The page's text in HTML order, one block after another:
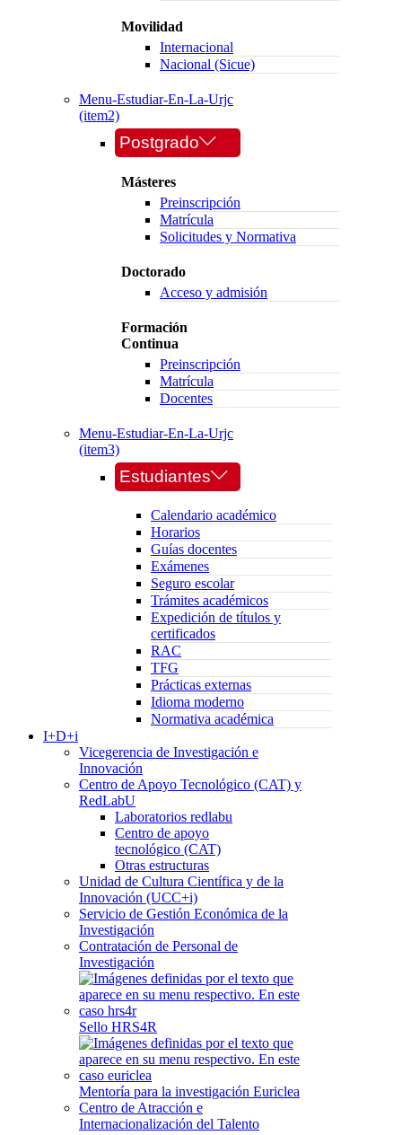
Movilidad
Internacional
Nacional (Sicue)
Menu-Estudiar-En-La-Urjc
(item2)
Postgrado
Másteres
Preinscripción
Matrícula
Solicitudes y Normativa
Doctorado
Acceso y admisión
Formación
Continua
Preinscripción
Matrícula
Docentes
Menu-Estudiar-En-La-Urjc
(item3)
Estudiantes
Calendario académico
Horarios
Guías docentes
Exámenes
Seguro escolar
Trámites académicos
Expedición de títulos y
certificados
RAC
TFG
Prácticas externas
Idioma moderno
Normativa académica
I+D+i
Vicegerencia de Investigación e
Innovación
Centro de Apoyo Tecnológico (CAT) y
RedLabU
Laboratorios redlabu
Centro de apoyo
tecnológico (CAT)
Otras estructuras
Unidad de Cultura Científica y de la
Innovación (UCC+i)
Servicio de Gestión Económica de la
Investigación
Contratación de Personal de
Investigación
Sello HRS4R
Mentoría para la investigación Euriclea
Centro de Atracción e
Internacionalización del Talento